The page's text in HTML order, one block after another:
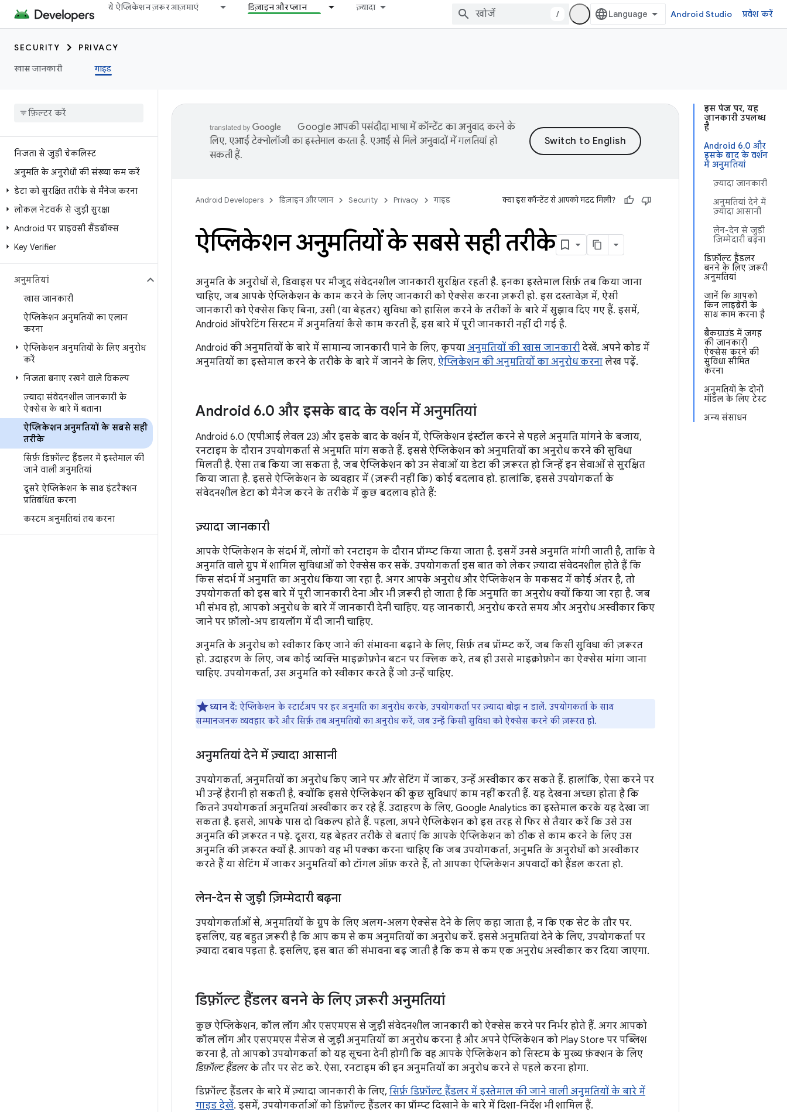
ये ऐप्लिकेशन ज़रूर आज़माएं डिज़ाइन और प्लान ज़्यादा
/ Android Studio प्रवेश करें
SECURITY
PRIVACY
खास जानकारी
गाइड
निजता से जुड़ी चेकलिस्ट
अनुमति के अनुरोधों की संख्या कम करें
डेटा को सुरक्षित तरीके से मैनेज करना
लोकल नेटवर्क से जुड़ी सुरक्षा
Android पर प्राइवसी सैंडबॉक्स
Key Verifier
अनुमतियां
खास जानकारी
ऐप्लिकेशन अनुमतियों का एलान
करना
ऐप्लिकेशन अनुमतियों के लिए अनुरोध
करें
निजता बनाए रखने वाले विकल्प
ज़्यादा संवेदनशील जानकारी के
ऐक्सेस के बारे में बताना
ऐप्लिकेशन अनुमतियों के सबसे सही
तरीके
सिर्फ़ डिफ़ॉल्ट हैंडलर में इस्तेमाल की
जाने वाली अनुमतियां
दूसरे ऐप्लिकेशन के साथ इंटरैक्शन
प्रतिबंधित करना
कस्टम अनुमतियां तय करना
इस पेज पर, यह
जानकारी उपलब्ध
है
Android 6.0 और
इसके बाद के वर्शन
में अनुमतियां
ज़्यादा जानकारी
अनुमतियां देने में
ज़्यादा आसानी
लेन-देन से जुड़ी
ज़िम्मेदारी बढ़ना
डिफ़ॉल्ट हैंडलर
बनने के लिए ज़रूरी
अनुमतियां
जानें कि आपको
किन लाइब्रेरी के
साथ काम करना है
बैकग्राउंड में जगह
की जानकारी
ऐक्सेस करने की
सुविधा सीमित
करना
अनुमतियों के दोनों
मॉडल के लिए टेस्ट
अन्य संसाधन
Google आपकी पसंदीदा भाषा में कॉन्टेंट का अनुवाद करने के
लिए, एआई टेक्नोलॉजी का इस्तेमाल करता है. एआई से मिले अनुवादों में गलतियां हो
सकती हैं.
Android Developers डिज़ाइन और प्लान Security Privacy गाइड क्या इस कॉन्टेंट से आपको मदद मिली?
ऐप्लिकेशन अनुमतियों के सबसे सही तरीके
अनुमति के अनुरोधों से, डिवाइस पर मौजूद संवेदनशील जानकारी सुरक्षित रहती है. इनका इस्तेमाल सिर्फ़ तब किया जाना
चाहिए, जब आपके ऐप्लिकेशन के काम करने के लिए जानकारी को ऐक्सेस करना ज़रूरी हो. इस दस्तावेज़ में, ऐसी
जानकारी को ऐक्सेस किए बिना, उसी (या बेहतर) सुविधा को हासिल करने के तरीकों के बारे में सुझाव दिए गए हैं. इसमें,
Android ऑपरेटिंग सिस्टम में अनुमतियां कैसे काम करती हैं, इस बारे में पूरी जानकारी नहीं दी गई है.
Android की अनुमतियों के बारे में सामान्य जानकारी पाने के लिए, कृपया अनुमतियों की खास जानकारी देखें. अपने कोड में
अनुमतियों का इस्तेमाल करने के तरीके के बारे में जानने के लिए, ऐप्लिकेशन की अनुमतियों का अनुरोध करना लेख पढ़ें.
Android 6.0 और इसके बाद के वर्शन में अनुमतियां
Android 6.0 (एपीआई लेवल 23) और इसके बाद के वर्शन में, ऐप्लिकेशन इंस्टॉल करने से पहले अनुमति मांगने के बजाय,
रनटाइम के दौरान उपयोगकर्ता से अनुमति मांग सकते हैं. इससे ऐप्लिकेशन को अनुमतियों का अनुरोध करने की सुविधा
मिलती है. ऐसा तब किया जा सकता है, जब ऐप्लिकेशन को उन सेवाओं या डेटा की ज़रूरत हो जिन्हें इन सेवाओं से सुरक्षित
किया जाता है. इससे ऐप्लिकेशन के व्यवहार में (ज़रूरी नहीं कि) कोई बदलाव हो. हालांकि, इससे उपयोगकर्ता के
संवेदनशील डेटा को मैनेज करने के तरीके में कुछ बदलाव होते हैं:
ज़्यादा जानकारी
आपके ऐप्लिकेशन के संदर्भ में, लोगों को रनटाइम के दौरान प्रॉम्प्ट किया जाता है. इसमें उनसे अनुमति मांगी जाती है, ताकि वे
अनुमति वाले ग्रुप में शामिल सुविधाओं को ऐक्सेस कर सकें. उपयोगकर्ता इस बात को लेकर ज़्यादा संवेदनशील होते हैं कि
किस संदर्भ में अनुमति का अनुरोध किया जा रहा है. अगर आपके अनुरोध और ऐप्लिकेशन के मकसद में कोई अंतर है, तो
उपयोगकर्ता को इस बारे में पूरी जानकारी देना और भी ज़रूरी हो जाता है कि अनुमति का अनुरोध क्यों किया जा रहा है. जब
भी संभव हो, आपको अनुरोध के बारे में जानकारी देनी चाहिए. यह जानकारी, अनुरोध करते समय और अनुरोध अस्वीकार किए
जाने पर फ़ॉलो-अप डायलॉग में दी जानी चाहिए.
अनुमति के अनुरोध को स्वीकार किए जाने की संभावना बढ़ाने के लिए, सिर्फ़ तब प्रॉम्प्ट करें, जब किसी सुविधा की ज़रूरत
हो. उदाहरण के लिए, जब कोई व्यक्ति माइक्रोफ़ोन बटन पर क्लिक करे, तब ही उससे माइक्रोफ़ोन का ऐक्सेस मांगा जाना
चाहिए. उपयोगकर्ता, उस अनुमति को स्वीकार करते हैं जो उन्हें चाहिए.
ध्यान दें: ऐप्लिकेशन के स्टार्टअप पर हर अनुमति का अनुरोध करके, उपयोगकर्ता पर ज़्यादा बोझ न डालें. उपयोगकर्ता के साथ
सम्मानजनक व्यवहार करें और सिर्फ़ तब अनुमतियों का अनुरोध करें, जब उन्हें किसी सुविधा को ऐक्सेस करने की ज़रूरत हो.
अनुमतियां देने में ज़्यादा आसानी
उपयोगकर्ता, अनुमतियों का अनुरोध किए जाने पर औरसेटिंग में जाकर, उन्हें अस्वीकार कर सकते हैं. हालांकि, ऐसा करने पर
भी उन्हें हैरानी हो सकती है, क्योंकि इससे ऐप्लिकेशन की कुछ सुविधाएं काम नहीं करती हैं. यह देखना अच्छा होता है कि
कितने उपयोगकर्ता अनुमतियां अस्वीकार कर रहे हैं. उदाहरण के लिए, Google Analytics का इस्तेमाल करके यह देखा जा
सकता है. इससे, आपके पास दो विकल्प होते हैं. पहला, अपने ऐप्लिकेशन को इस तरह से फिर से तैयार करें कि उसे उस
अनुमति की ज़रूरत न पड़े. दूसरा, यह बेहतर तरीके से बताएं कि आपके ऐप्लिकेशन को ठीक से काम करने के लिए उस
अनुमति की ज़रूरत क्यों है. आपको यह भी पक्का करना चाहिए कि जब उपयोगकर्ता, अनुमति के अनुरोधों को अस्वीकार
करते हैं या सेटिंग में जाकर अनुमतियों को टॉगल ऑफ़ करते हैं, तो आपका ऐप्लिकेशन अपवादों को हैंडल करता हो.
लेन-देन से जुड़ी ज़िम्मेदारी बढ़ना
उपयोगकर्ताओं से, अनुमतियों के ग्रुप के लिए अलग-अलग ऐक्सेस देने के लिए कहा जाता है, न कि एक सेट के तौर पर.
इसलिए, यह बहुत ज़रूरी है कि आप कम से कम अनुमतियों का अनुरोध करें. इससे अनुमतियां देने के लिए, उपयोगकर्ता पर
ज़्यादा दबाव पड़ता है. इसलिए, इस बात की संभावना बढ़ जाती है कि कम से कम एक अनुरोध अस्वीकार कर दिया जाएगा.
डिफ़ॉल्ट हैंडलर बनने के लिए ज़रूरी अनुमतियां
कुछ ऐप्लिकेशन, कॉल लॉग और एसएमएस से जुड़ी संवेदनशील जानकारी को ऐक्सेस करने पर निर्भर होते हैं. अगर आपको
कॉल लॉग और एसएमएस मैसेज से जुड़ी अनुमतियों का अनुरोध करना है और अपने ऐप्लिकेशन को Play Store पर पब्लिश
करना है, तो आपको उपयोगकर्ता को यह सूचना देनी होगी कि वह आपके ऐप्लिकेशन को सिस्टम के मुख्य फ़ंक्शन के लिए
डिफ़ॉल्ट हैंडलरके तौर पर सेट करे. ऐसा, रनटाइम की इन अनुमतियों का अनुरोध करने से पहले करना होगा.
डिफ़ॉल्ट हैंडलर के बारे में ज़्यादा जानकारी के लिए, सिर्फ़ डिफ़ॉल्ट हैंडलर में इस्तेमाल की जाने वाली अनुमतियों के बारे में
गाइड देखें. इसमें, उपयोगकर्ताओं को डिफ़ॉल्ट हैंडलर का प्रॉम्प्ट दिखाने के बारे में दिशा-निर्देश भी शामिल हैं.